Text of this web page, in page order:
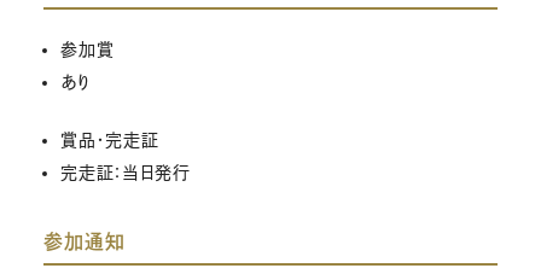
参加賞
あり
賞品・完走証
完走証：当日発行
参加通知